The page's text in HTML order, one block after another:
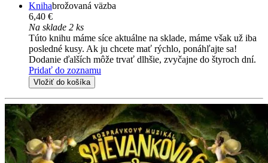
Knihabrožovaná väzba
6,40 €
Na sklade 2 ks
Túto knihu máme síce aktuálne na sklade, máme však už iba
posledné kusy. Ak ju chcete mať rýchlo, ponáhľajte sa!
Dodanie ďalších môže trvať dlhšie, zvyčajne do štyroch dní.
Pridať do zoznamu
Vložiť do košíka